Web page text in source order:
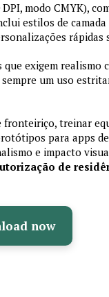
modo CMYK),
estilos de
rápidas
exigem realismo
um uso
treinar
para apps
e impacto
de
now